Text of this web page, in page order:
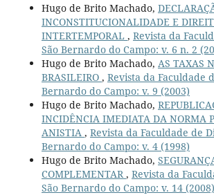
Hugo de Brito Machado,
INCONSTITUCIONALIDADE E
INTERTEMPORAL , Revista da
São Bernardo do Campo: v. 6 n. 2
Hugo de Brito Machado, AS TAXAS
BRASILEIRO , Revista da Faculdade
Bernardo do Campo: v. 9 (2003)
Hugo de Brito Machado,
INCIDÊNCIA IMEDIATA DA NORMA
ANISTIA , Revista da Faculdade de
Bernardo do Campo: v. 4 (1998)
Hugo de Brito Machado,
COMPLEMENTAR , Revista da
São Bernardo do Campo: v. 14 (2008)